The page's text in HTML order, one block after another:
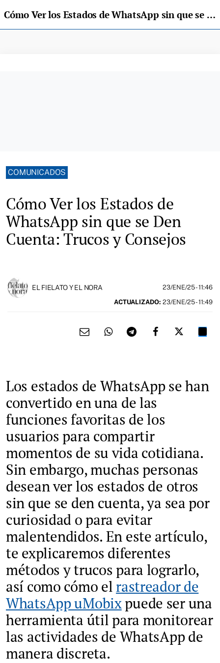
Cómo Ver los Estados de WhatsApp sin que se Den Cuenta: Trucos y Consejos
COMUNICADOS
Cómo Ver los Estados de
WhatsApp sin que se Den
Cuenta: Trucos y Consejos
EL FIELATO Y EL NORA 23/ENE/25- 11:46
ACTUALIZADO: 23/ENE/25 - 11:49
Los estados de WhatsApp se han
convertido en una de las
funciones favoritas de los
usuarios para compartir
momentos de su vida cotidiana.
Sin embargo, muchas personas
desean ver los estados de otros
sin que se den cuenta, ya sea por
curiosidad o para evitar
malentendidos. En este artículo,
te explicaremos diferentes
métodos y trucos para lograrlo,
así como cómo el rastreador de
WhatsApp uMobixpuede ser una
herramienta útil para monitorear
las actividades de WhatsApp de
manera discreta.